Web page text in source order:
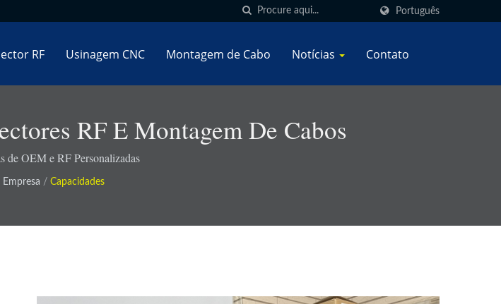
Português
RF Usinagem CNC Montagem de Cabo Notícias Contato
RF E Montagem De Cabos
de OEM e RF Personalizadas
Empresa / Capacidades